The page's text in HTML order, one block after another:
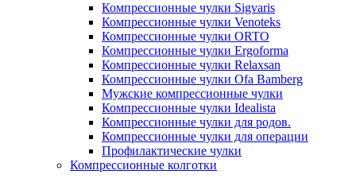
Компрессионные чулки Sigvaris
Компрессионные чулки Venoteks
Компрессионные чулки ORTO
Компрессионные чулки Ergoforma
Компрессионные чулки Relaxsan
Компрессионные чулки Ofa Bamberg
Мужские компрессионные чулки
Компрессионные чулки Idealista
Компрессионные чулки для родов.
Компрессионные чулки для операции
Профилактические чулки
Компрессионные колготки